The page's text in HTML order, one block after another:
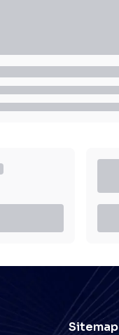
Sitemap